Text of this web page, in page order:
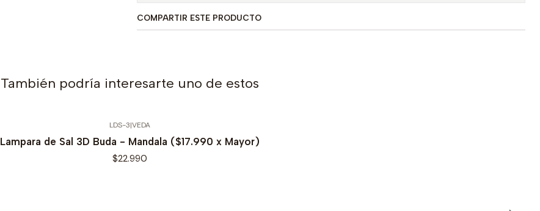
COMPARTIR ESTE PRODUCTO
También podría interesarte uno de estos
LDS-3|VEDA
Lampara de Sal 3D Buda - Mandala ($17.990 x Mayor)
$22.990